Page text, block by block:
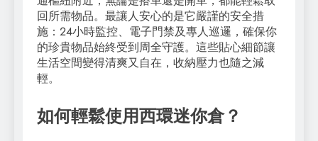
回所需物品。最讓人安心的是它嚴謹的安全措
施：24小時監控、電子門禁及專人巡邏，確保你
的珍貴物品始終受到周全守護。這些貼心細節讓
生活空間變得清爽又自在，收納壓力也隨之減
輕。
如何輕鬆使用西環迷你倉？